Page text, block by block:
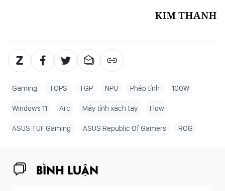
KIM THANH
Gaming TOPS TGP NPU Phép tính 100W
Windows 11 Arc Máy tính xách tay Flow
ASUS TUF Gaming ASUS Republic Of Gamers ROG
BÌNH LUẬN